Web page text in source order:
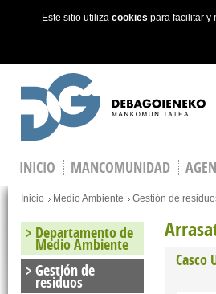
Este sitio utiliza cookies para facilitar y
INICIO MANCOMUNIDAD
You are here
Inicio Medio Ambiente Gestión de
Casco
Departamento de
Medio Ambiente
Gestión de
residuos